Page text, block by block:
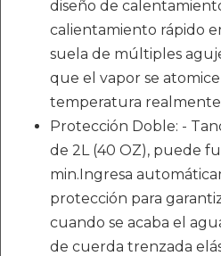
diseño de
calientamiento rápido
suela de múltiples
que el vapor se atomice
temperatura realmente
Protección Doble: -
de 2L (40 OZ), puede
min.Ingresa
protección para
cuando se acaba el
de cuerda trenzada